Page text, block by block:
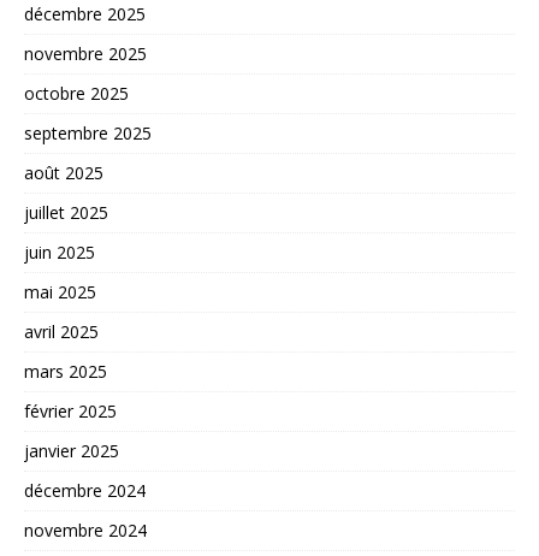
décembre 2025
novembre 2025
octobre 2025
septembre 2025
août 2025
juillet 2025
juin 2025
mai 2025
avril 2025
mars 2025
février 2025
janvier 2025
décembre 2024
novembre 2024